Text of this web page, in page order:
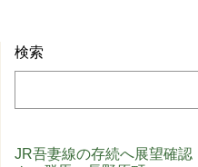
検索
JR吾妻線の存続へ展望確